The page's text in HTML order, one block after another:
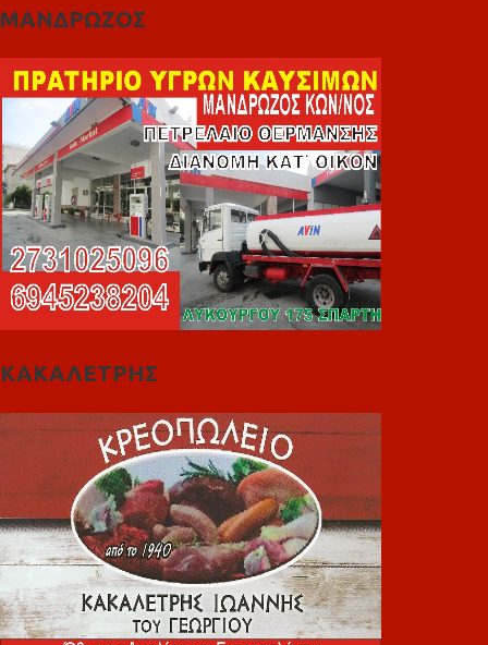
ΜΑΝΔΡΩΖΟΣ
ΚΑΚΑΛΕΤΡΗΣ